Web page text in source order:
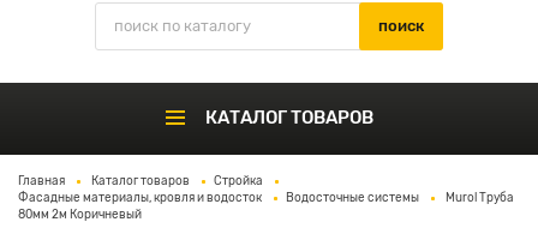
КАТАЛОГ ТОВАРОВ
Главная Каталог товаров
Стройка
Фасадные материалы, кровля и водосток
Водосточные системы
Murol Труба
80мм 2м Коричневый